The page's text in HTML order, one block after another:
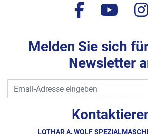
LOTHAR A. WOLF
facebook
Melden Sie sich
Newsletter